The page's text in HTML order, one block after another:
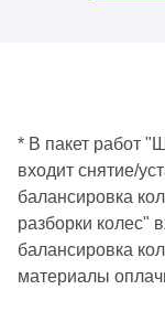
* В пакет работ
входит снятие/
балансировка
разборки колес"
балансировка
материалы